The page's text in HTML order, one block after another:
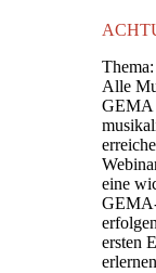
Thema:
Alle
GEMA
eine
ersten